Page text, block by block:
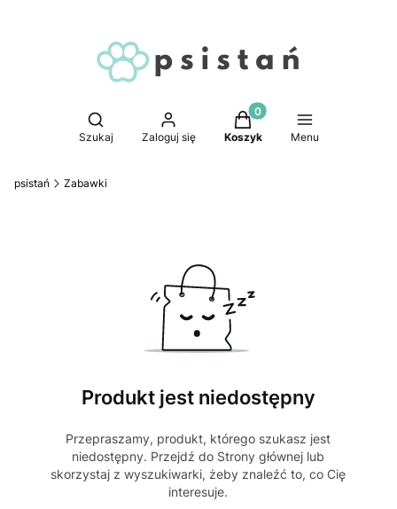
Otwórz wyszukiwarkę
Szukaj Zaloguj się
Produkty w koszyku: 0.
Koszyk Menu
psistań Zabawki
Produkt jest niedostępny
Przepraszamy, produkt, którego szukasz jest
niedostępny. Przejdź do Strony głównej lub
skorzystaj z wyszukiwarki, żeby znaleźć to, co Cię
interesuje.